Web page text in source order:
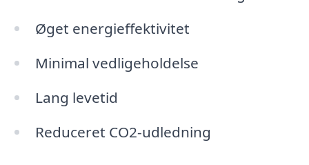
Øget energieffektivitet
Minimal vedligeholdelse
Lang levetid
Reduceret CO2-udledning